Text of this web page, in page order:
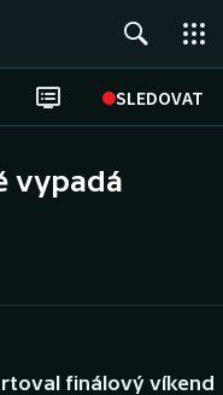
SLEDOVAT
vypadá
finálový víkend